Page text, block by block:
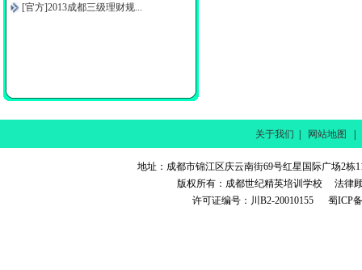
[官方]2013成都三级理财规...
关于我们 网站地图
地址：成都市锦江区庆云南街69号红星国际广场2
版权所有：成都世纪精英培训学校 法律
许可证编号：川B2-20010155 蜀ICP